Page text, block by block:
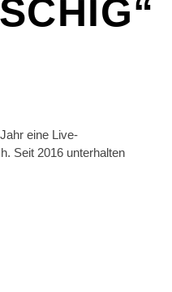
eine Live-
Seit 2016 unterhalten